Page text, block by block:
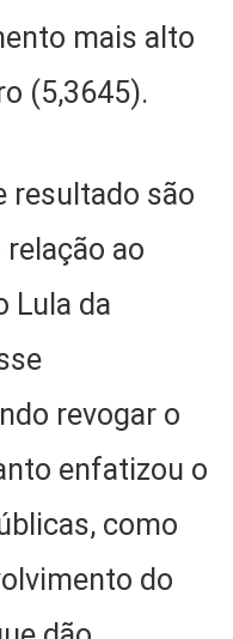
mais alto
(5,3645).
resultado são
ao
Lula da
revogar o
enfatizou o
como
do